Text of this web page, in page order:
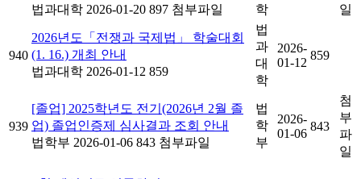
법과대학 2026-01-20 897 첨부파일
학
일
940
2026년도「전쟁과 국제법」 학술대회
(1. 16.) 개최 안내
법과대학 2026-01-12 859
법
과
대
학
2026-
01-12
859
939
[졸업] 2025학년도 전기(2026년 2월 졸
업) 졸업인증제 심사결과 조회 안내
법학부 2026-01-06 843 첨부파일
법
학
부
2026-
01-06
843
첨
부
파
일